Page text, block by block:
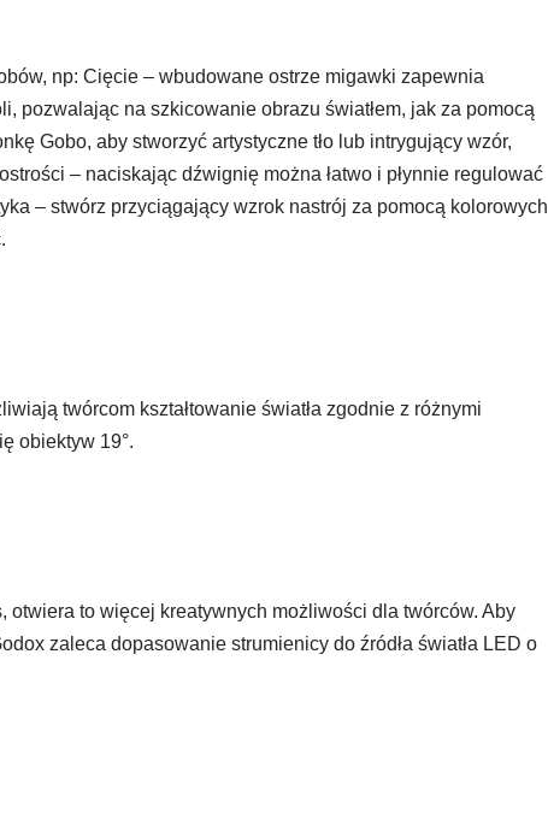
np: Cięcie – wbudowane ostrze migawki zapewnia
pozwalając na szkicowanie obrazu światłem, jak za pomocą
Gobo, aby stworzyć artystyczne tło lub intrygujący wzór,
– naciskając dźwignię można łatwo i płynnie regulować
– stwórz przyciągający wzrok nastrój za pomocą kolorowych
twórcom kształtowanie światła zgodnie z różnymi
obiektyw 19°.
to więcej kreatywnych możliwości dla twórców. Aby
zaleca dopasowanie strumienicy do źródła światła LED o